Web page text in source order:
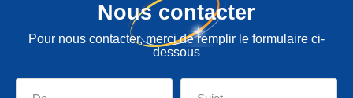
Nous contacter
Pour nous contacter, merci de remplir le formulaire ci-
dessous